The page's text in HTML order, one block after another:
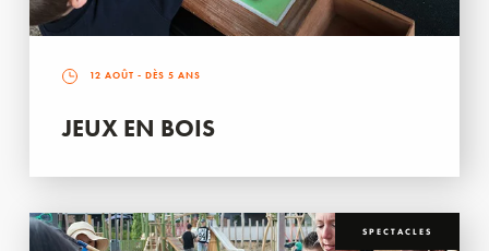
12 AOÛT - DÈS 5 ANS
JEUX EN BOIS
SPECTACLES